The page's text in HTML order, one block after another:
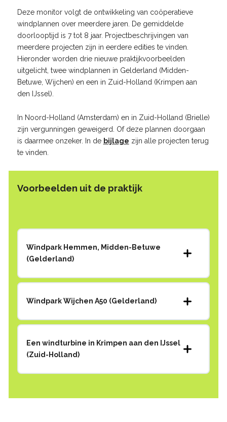
Deze monitor volgt de ontwikkeling van coöperatieve
windplannen over meerdere jaren. De gemiddelde
doorlooptijd is 7 tot 8 jaar. Projectbeschrijvingen van
meerdere projecten zijn in eerdere edities te vinden.
Hieronder worden drie nieuwe praktijkvoorbeelden
uitgelicht, twee windplannen in Gelderland (Midden-
Betuwe, Wijchen) en een in Zuid-Holland (Krimpen aan
den IJssel).
In Noord-Holland (Amsterdam) en in Zuid-Holland (Brielle)
zijn vergunningen geweigerd. Of deze plannen doorgaan
is daarmee onzeker. In de bijlage zijn alle projecten terug
te vinden.
Voorbeelden uit de praktijk
Windpark Hemmen, Midden-Betuwe
(Gelderland)
Windpark Wijchen A50 (Gelderland)
Een windturbine in Krimpen aan den IJssel
(Zuid-Holland)